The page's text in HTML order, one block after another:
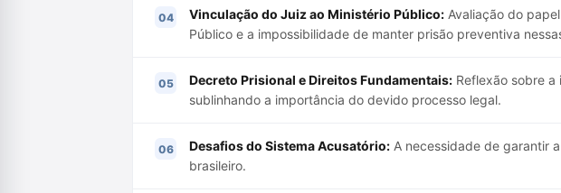
Vinculação do Juiz ao Ministério Público: Avaliação do
Público e a impossibilidade de manter prisão preventiva
Decreto Prisional e Direitos Fundamentais: Reflexão sobre
sublinhando a importância do devido processo legal.
Desafios do Sistema Acusatório: A necessidade de garantir
brasileiro.